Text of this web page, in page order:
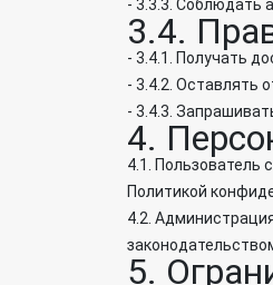
- 3.3.3. Соблюдать
3.4.
- 3.4.1. Получать
- 3.4.2. Оставлять
- 3.4.3.
4.
4.1. Пользователь
Политикой
4.2.
5.